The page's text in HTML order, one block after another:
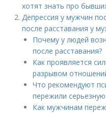
хотят знать про
Депрессия у мужчин
после расставания у
Почему у людей
после расставания?
Как проявляется
разрывом
Что рекомендуют
пережили
Как мужчинам